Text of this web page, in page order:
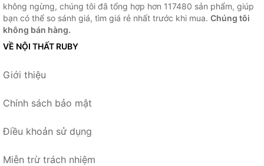
không ngừng, chúng tôi đã tổng hợp hơn 117480 sản phẩm, giúp
bạn có thể so sánh giá, tìm giá rẻ nhất trước khi mua. Chúng tôi
không bán hàng.
VỀ NỘI THẤT RUBY
Giới thiệu
Chính sách bảo mật
Điều khoản sử dụng
Miễn trừ trách nhiệm